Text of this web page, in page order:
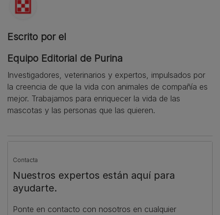
Escrito por el
Equipo Editorial de Purina
Investigadores, veterinarios y expertos, impulsados por
la creencia de que la vida con animales de compañía es
mejor. Trabajamos para enriquecer la vida de las
mascotas y las personas que las quieren.
Contacta
Nuestros expertos están aquí para
ayudarte.
Ponte en contacto con nosotros en cualquier